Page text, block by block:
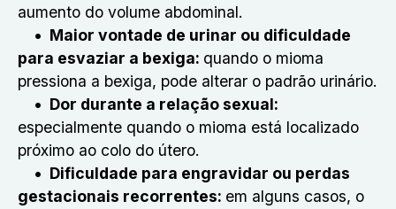
aumento do volume abdominal.
Maior vontade de urinar ou dificuldade
para esvaziar a bexiga: quando o mioma
pressiona a bexiga, pode alterar o padrão urinário.
Dor durante a relação sexual:
especialmente quando o mioma está localizado
próximo ao colo do útero.
Dificuldade para engravidar ou perdas
gestacionais recorrentes: em alguns casos, o